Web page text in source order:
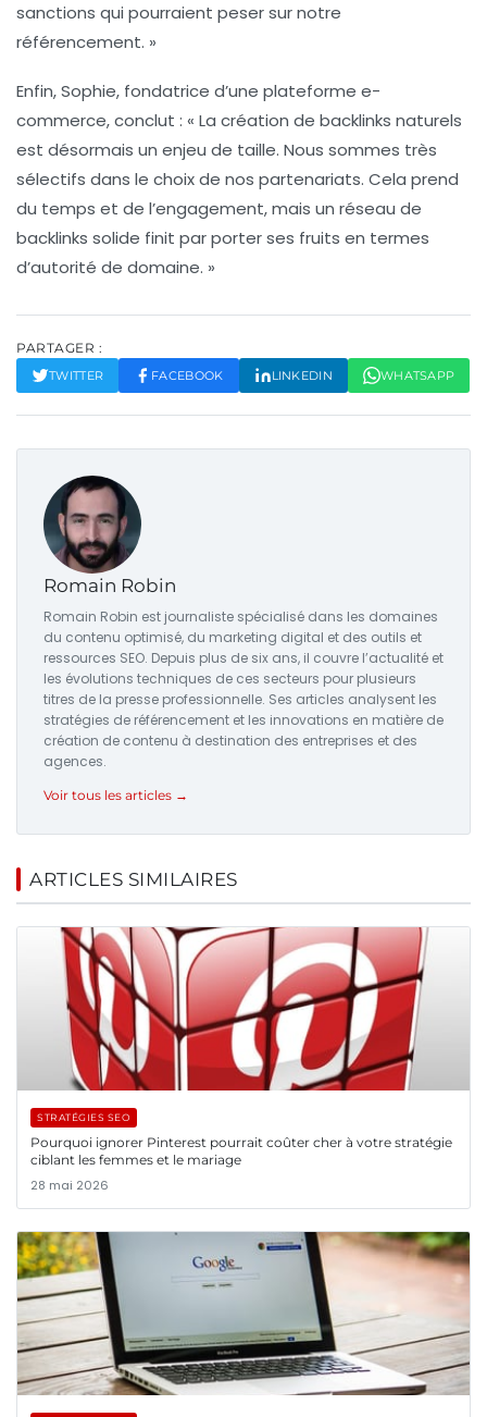
sanctions qui pourraient peser sur notre
référencement. »
Enfin, Sophie, fondatrice d’une plateforme e-
commerce, conclut : « La création de backlinks naturels
est désormais un enjeu de taille. Nous sommes très
sélectifs dans le choix de nos partenariats. Cela prend
du temps et de l’engagement, mais un réseau de
backlinks solide finit par porter ses fruits en termes
d’autorité de domaine. »
PARTAGER :
TWITTER FACEBOOK LINKEDIN WHATSAPP
Romain Robin
Romain Robin est journaliste spécialisé dans les domaines
du contenu optimisé, du marketing digital et des outils et
ressources SEO. Depuis plus de six ans, il couvre l’actualité et
les évolutions techniques de ces secteurs pour plusieurs
titres de la presse professionnelle. Ses articles analysent les
stratégies de référencement et les innovations en matière de
création de contenu à destination des entreprises et des
agences.
Voir tous les articles →
ARTICLES SIMILAIRES
STRATÉGIES SEO
Pourquoi ignorer Pinterest pourrait coûter cher à votre stratégie
ciblant les femmes et le mariage
28 mai 2026